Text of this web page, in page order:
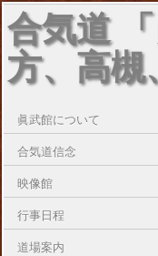
合気道
方、高槻
眞武館について
合気道信念
映像館
行事日程
道場案内